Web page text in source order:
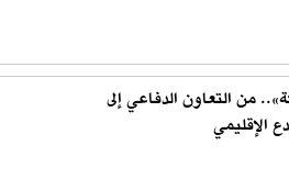
من التعاون الدفاعي إلى
الإقليمي